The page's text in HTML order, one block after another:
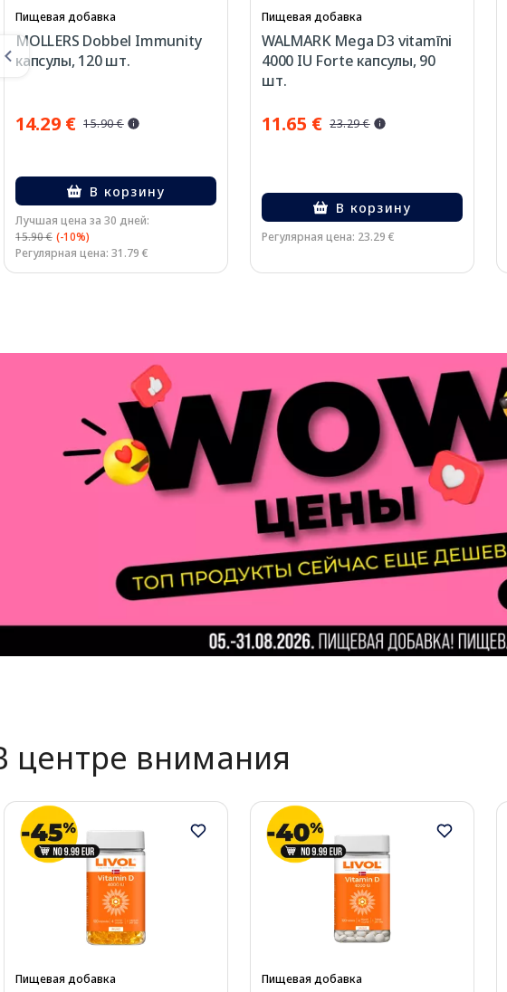
Пищевая добавка
MOLLERS Dobbel Immunity
капсулы, 120 шт.
14.29 € 15.90 €
В корзину
Лучшая цена за 30 дней:
15.90 € (-10%)
Регулярная цена: 31.79 €
Пищевая добавка
WALMARK Mega D3 vitamīni
4000 IU Forte капсулы, 90
шт.
11.65 € 23.29 €
В корзину
Регулярная цена: 23.29 €
центре внимания
Пищевая добавка Пищевая добавка